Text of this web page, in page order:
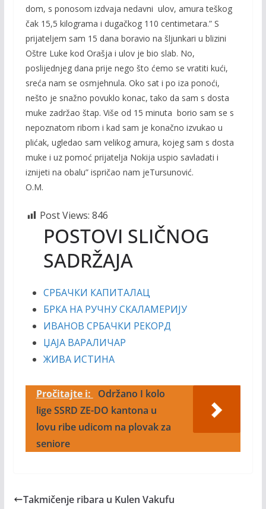
dom, s ponosom izdvaja nedavni ulov, amura teškog
čak 15,5 kilograma i dugačkog 110 centimetara.” S
prijateljem sam 15 dana boravio na šljunkari u blizini
Oštre Luke kod Orašja i ulov je bio slab. No,
poslijednjeg dana prije nego što ćemo se vratiti kući,
sreća nam se osmjehnula. Oko sat i po iza ponoći,
nešto je snažno povuklo konac, tako da sam s dosta
muke zadržao štap. Više od 15 minuta borio sam se s
nepoznatom ribom i kad sam je konačno izvukao u
plićak, ugledao sam velikog amura, kojeg sam s dosta
muke i uz pomoć prijatelja Nokija uspio savladati i
iznijeti na obalu” ispričao nam jeTursunović.
O.M.
Post Views: 846
POSTOVI SLIČNOG
SADRŽAJA
СРБАЧКИ КАПИТАЛАЦ
БРКА НА РУЧНУ СКАЛАМЕРИЈУ
ИВАНОВ СРБАЧКИ РЕКОРД
ЏАЈА ВАРАЛИЧАР
ЖИВА ИСТИНА
Pročitajte i:
Održano I kolo
lige SSRD ZE-DO kantona u
lovu ribe udicom na plovak za
seniore
Takmičenje ribara u Kulen Vakufu